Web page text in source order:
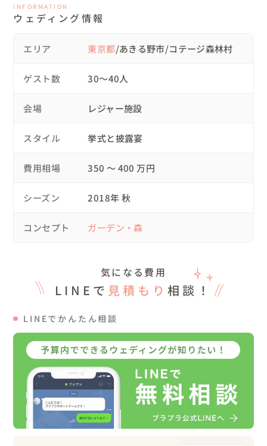
おじいちゃん子だった新婦の希望で、新婦入場のエスコー
トはおじいちゃんからスタートして、途中でお父さんにバ
新郎へと引き継がれるスタイルに。指輪を届ける「リング
あちゃんも登場してくださいました。
酒屋を営む新郎のご家族が「困難な時も幸せな時も共に歩
セレクトしてくれた渋い赤ワイン・甘い白ワインをふたり
りました💓
【披露宴】
ふたりがホスト（もてなし役）に徹し、ゲストの元を回り
チーズケーキとチーズのウェディングケーキは、カットし
て食後のフロマージュブッフェに。
でもらう「ロシアンティー」をおふたり自ら振る舞い、大
大大好評！
ロシアンティーは、プロポーズの際に新婦に入れてあげた
思い出のお茶でもありました。
ふたりの想いでを結婚式の演出として取り入れるのが個人
的に好きです( *´艸｀)
【衣装と小物の工夫】
INFORMATION
ウェディング情報
エリア 東京都/あきる野市/コテージ森林村
ゲスト数 30〜40人
会場 レジャー施設
スタイル 挙式と披露宴
費用相場 350 〜 400 万円
シーズン 2018年 秋
コンセプト ガーデン・森
気になる費用
LINEで 見積もり 相談！
LINEでかんたん相談